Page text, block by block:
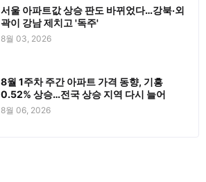
서울 아파트값 상승 판도 바뀌었다…강북·외
곽이 강남 제치고 '독주'
8월 03, 2026
8월 1주차 주간 아파트 가격 동향, 기흥
0.52% 상승…전국 상승 지역 다시 늘어
8월 06, 2026